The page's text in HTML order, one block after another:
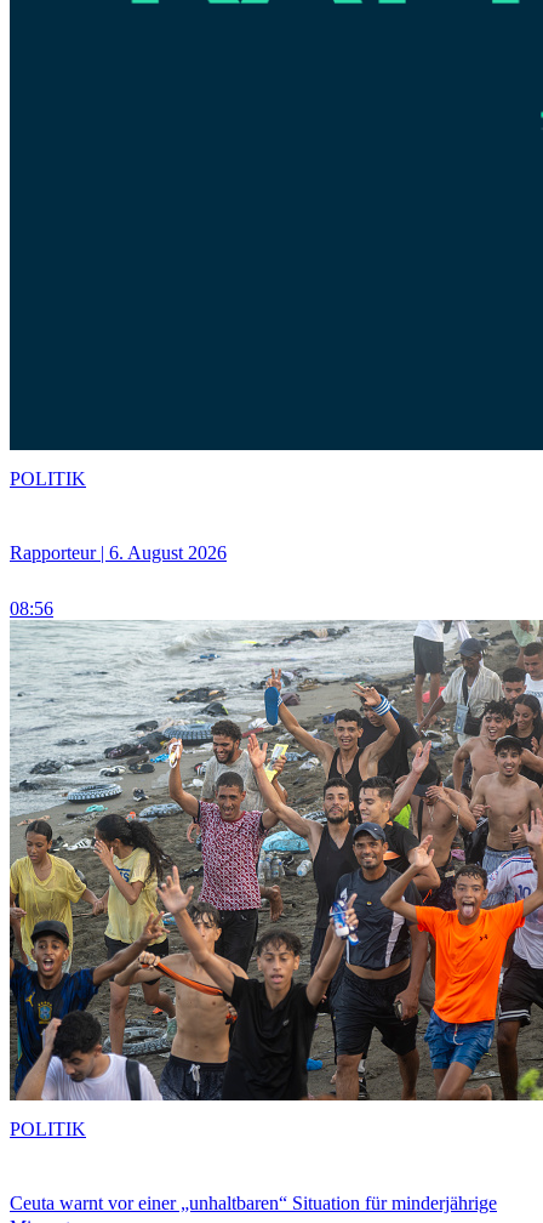
Rapporteur | 6. August 2026
08:56
POLITIK
Ceuta warnt vor einer „unhaltbaren“ Situation für minderjährige
POLITIK